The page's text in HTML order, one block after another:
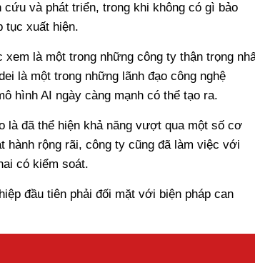
và phát triển, trong khi không có gì bảo
tục xuất hiện.
là một trong những công ty thận trọng
là một trong những lãnh đạo công nghệ
hình AI ngày càng mạnh có thể tạo ra.
là đã thể hiện khả năng vượt qua một số cơ
hành rộng rãi, công ty cũng đã làm việc với
có kiểm soát.
đầu tiên phải đối mặt với biện pháp can